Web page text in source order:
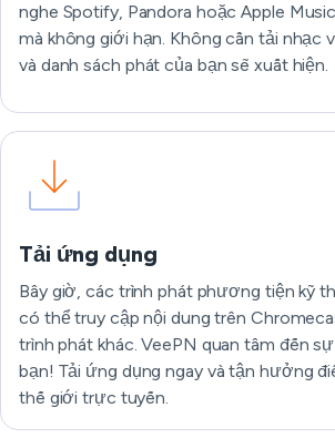
nghe Spotify, Pandora hoặc Apple
mà không giới hạn. Không cần tải nhạc
và danh sách phát của bạn sẽ xuất hiện.
Tải ứng dụng
Bây giờ, các trình phát phương tiện kỹ
có thể truy cập nội dung trên
trình phát khác. VeePN quan tâm đến
bạn! Tải ứng dụng ngay và tận hưởng
thế giới trực tuyến.
Tải ứng dụng